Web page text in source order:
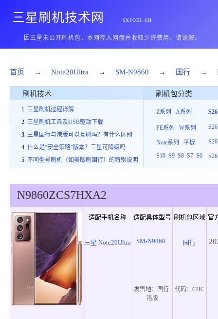
三星刷机技术网 sxrom.cn
因三星未公开刷机包，本网存入网盘并收取少许费用，请谅解。
首页 → Note20Ultra → SM-N9860 → 国行 →
刷机技术
三星刷机过程详解
三星刷机工具及USB驱动下载
三星国行与港版可以互刷吗？有什么区别
什么是“安全策略”版本？三星可降级吗
不同型号刷机（如美版刷国行）的特别说明
刷机包分类
Z系列 A系列
FE系列 W系列
Note系列
平板
S10 S9 S8 S7 S6
S26
N9860ZCS7HXA2
适配手机名称 适配具体型号 刷机包区域 官
三星 Note20Ultra SM-N9860 国行
发售地：
国行-
港版
代码： CHC